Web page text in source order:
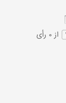
از 0 رأی